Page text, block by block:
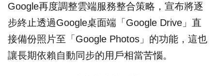
Google再度調整雲端服務整合策略，宣布將逐
步終止透過Google桌面端「 Google Drive 」直
接備份照片至「Google Photos」的功能，這也
讓長期依賴自動同步的用戶相當苦惱。